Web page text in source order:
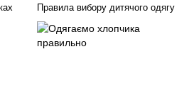
Правила вибору дитячого одягу